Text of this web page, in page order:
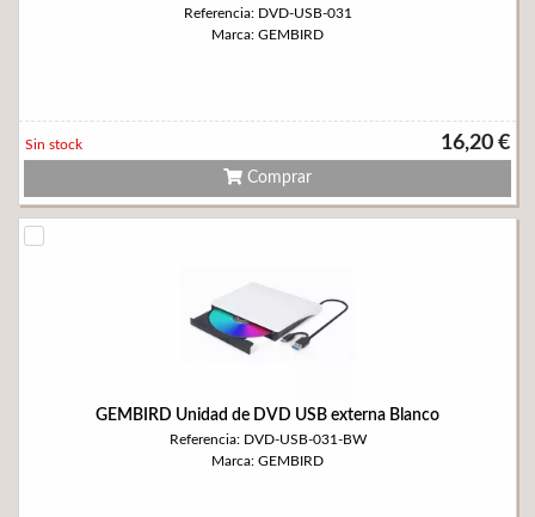
Referencia: DVD-USB-031
Marca: GEMBIRD
16,20 €
Sin stock
Comprar
GEMBIRD Unidad de DVD USB externa Blanco
Referencia: DVD-USB-031-BW
Marca: GEMBIRD